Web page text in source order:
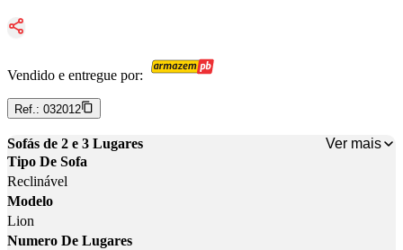
Vendido e entregue por:
Ref.: 032012
Sofás de 2 e 3 Lugares
Ver mais
Tipo De Sofa
Reclinável
Modelo
Lion
Numero De Lugares